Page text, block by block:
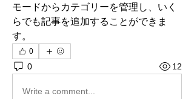
モードからカテゴリーを管理し、いく
らでも記事を追加することができま
す。
0
0 12
Write a comment...